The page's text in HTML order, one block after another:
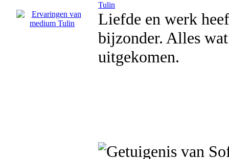
Tulin
Liefde en werk
bijzonder. Alles
uitgekomen.